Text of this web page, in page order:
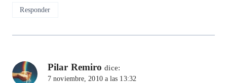
Responder
Pilar Remiro dice:
7 noviembre, 2010 a las 13:32